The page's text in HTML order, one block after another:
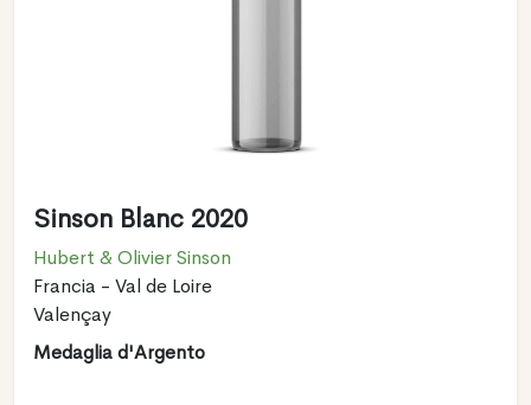
Sinson Blanc 2020
Hubert & Olivier Sinson
Francia - Val de Loire
Valençay
Medaglia d'Argento